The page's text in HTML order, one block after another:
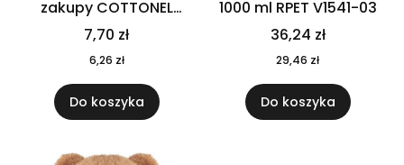
zakupy COTTONEL
COLOUR++ MO9846-11
7,70 zł
6,26 zł
Do koszyka
1000 ml RPET V1541-03
36,24 zł
29,46 zł
Do koszyka